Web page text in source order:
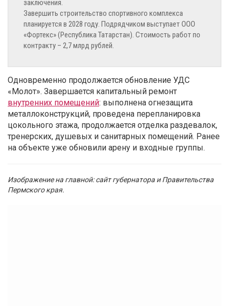
заключения.
Завершить строительство спортивного комплекса
планируется в 2028 году. Подрядчиком выступает ООО
«Фортекс» (Республика Татарстан). Стоимость работ по
контракту – 2,7 млрд рублей.
Одновременно продолжается обновление УДС
«Молот». Завершается капитальный ремонт
внутренних помещений: выполнена огнезащита
металлоконструкций, проведена перепланировка
цокольного этажа, продолжается отделка раздевалок,
тренерских, душевых и санитарных помещений. Ранее
на объекте уже обновили арену и входные группы.
Изображение на главной: сайт губернатора и Правительства
Пермского края.